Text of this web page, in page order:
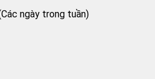
ngày trong tuần)